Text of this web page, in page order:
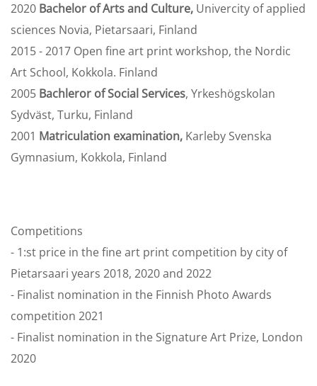
2020 Bachelor of Arts and Culture, Univercity of applied
sciences Novia, Pietarsaari, Finland
2015 - 2017 Open fine art print workshop, the Nordic
Art School, Kokkola. Finland
2005 Bachleror of Social Services, Yrkeshögskolan
Sydväst, Turku, Finland
2001 Matriculation examination, Karleby Svenska
Gymnasium, Kokkola, Finland
Competitions
- 1:st price in the fine art print competition by city of
Pietarsaari years 2018, 2020 and 2022
- Finalist nomination in the Finnish Photo Awards
competition 2021
- Finalist nomination in the Signature Art Prize, London
2020